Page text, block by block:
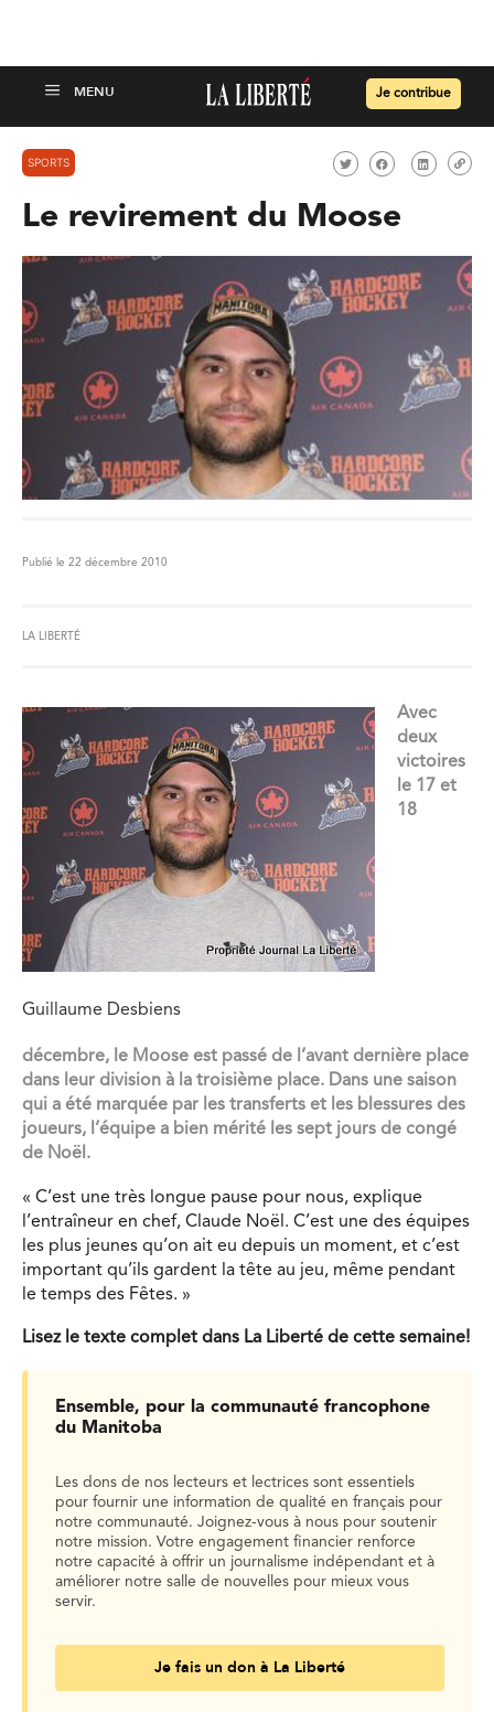
Je contribue
SPORTS
Le revirement du Moose
Publié le 22 décembre 2010
LA LIBERTÉ
Guillaume Desbiens
Avec
deux
victoires
le 17 et
18
décembre, le Moose est passé de l’avant dernière place
dans leur division à la troisième place. Dans une saison
qui a été marquée par les transferts et les blessures des
joueurs, l’équipe a bien mérité les sept jours de congé
de Noël.
« C’est une très longue pause pour nous, explique
l’entraîneur en chef, Claude Noël. C’est une des équipes
les plus jeunes qu’on ait eu depuis un moment, et c’est
important qu’ils gardent la tête au jeu, même pendant
le temps des Fêtes. »
Lisez le texte complet dans La Liberté de cette semaine!
Ensemble, pour la communauté francophone
du Manitoba
Les dons de nos lecteurs et lectrices sont essentiels
pour fournir une information de qualité en français pour
notre communauté. Joignez-vous à nous pour soutenir
notre mission. Votre engagement financier renforce
notre capacité à offrir un journalisme indépendant et à
améliorer notre salle de nouvelles pour mieux vous
servir.
Je fais un don à La Liberté